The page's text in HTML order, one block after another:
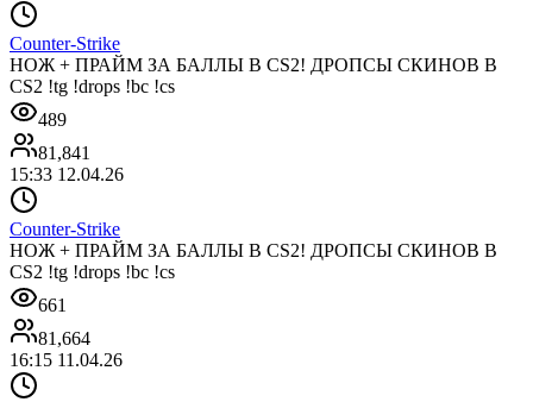
Counter-Strike
НОЖ + ПРАЙМ ЗА БАЛЛЫ В CS2! ДРОПСЫ СКИНОВ В
CS2 !tg !drops !bc !cs
489
81,841
15:33 12.04.26
Counter-Strike
НОЖ + ПРАЙМ ЗА БАЛЛЫ В CS2! ДРОПСЫ СКИНОВ В
CS2 !tg !drops !bc !cs
661
81,664
16:15 11.04.26